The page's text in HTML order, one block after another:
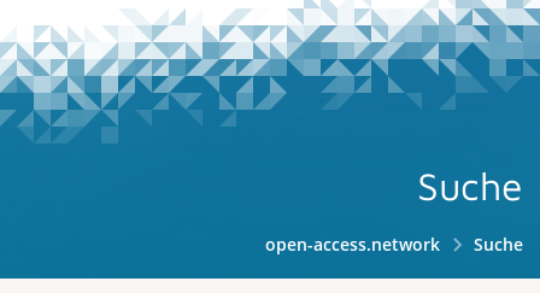
Suche
open-access.network Suche